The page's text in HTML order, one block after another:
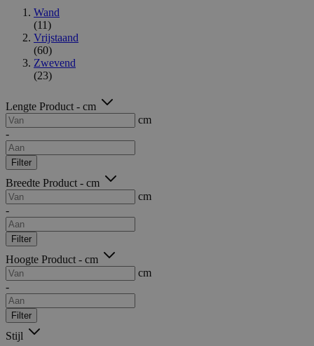
Wand
(11)
Vrijstaand
(60)
Zwevend
(23)
Lengte Product - cm
cm
-
Filter
Breedte Product - cm
cm
-
Filter
Hoogte Product - cm
cm
-
Filter
Stijl